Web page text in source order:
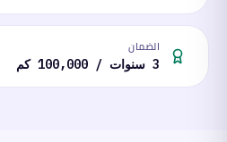
الضمان
3 سنوات / 100,000 كم